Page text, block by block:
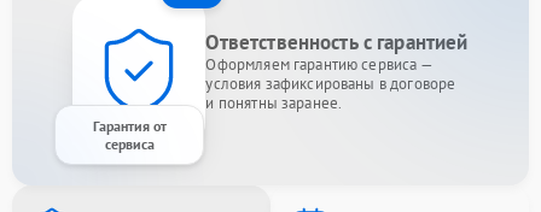
Гарантия от
сервиса
Ответственность с гарантией
Оформляем гарантию сервиса —
условия зафиксированы в договоре
и понятны заранее.